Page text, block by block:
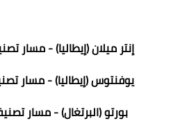
إنتر ميلان (إيطاليا) - مسار
يوفنتوس (إيطاليا) - مسار
بورتو (البرتغال) - مسار